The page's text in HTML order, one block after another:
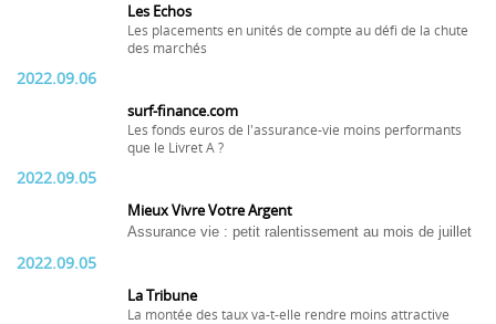
Les Echos
Les placements en unités de compte au défi de la chute
des marchés
2022.09.06
surf-finance.com
Les fonds euros de l'assurance-vie moins performants
que le Livret A ?
2022.09.05
Mieux Vivre Votre Argent
Assurance vie : petit ralentissement au mois de juillet
2022.09.05
La Tribune
La montée des taux va-t-elle rendre moins attractive